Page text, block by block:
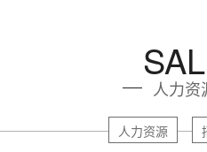
人力资
人力资源